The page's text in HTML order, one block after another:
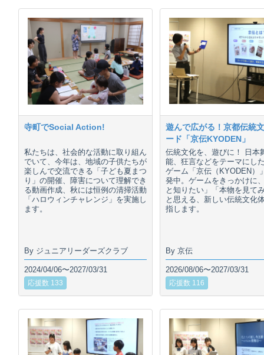
寺町でSocial Action!
私たちは、社会的な活動に取り組ん
でいて、今年は、地域の子供たちが
楽しんで交流できる「子ども夏まつ
り」の開催、障害について理解でき
る動画作成、秋には恒例の清掃活動
「ハロウィンチャレンジ」を実施し
ます。
By ジュニアリーダーズクラブ
2024/04/06〜2027/03/31
応援数 133
遊んで広がる！京都伝統
ード「京伝KYODEN」
伝統文化を、遊びに！ 日本
能、狂言などをテーマにし
ゲーム「京伝（KYODEN）
発中。ゲームをきっかけに
と知りたい」「本物を見て
と思える、新しい伝統文化
指します。
By 京伝
2026/08/06〜2027/03/31
応援数 116